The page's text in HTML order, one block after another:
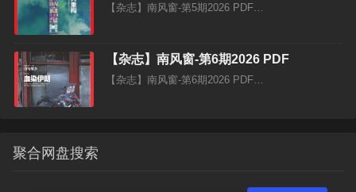
【杂志】南风窗-第5期2026 PDF…
【杂志】南风窗-第6期2026 PDF
【杂志】南风窗-第6期2026 PDF…
聚合网盘搜索